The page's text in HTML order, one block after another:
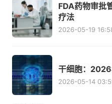
FDA药物审批
疗法
2026-05-19
干细胞：
2026-05-14